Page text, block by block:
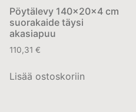
Pöytälevy 140x20x4 cm
suorakaide täysi
akasiapuu
110,31 €
Lisää ostoskoriin